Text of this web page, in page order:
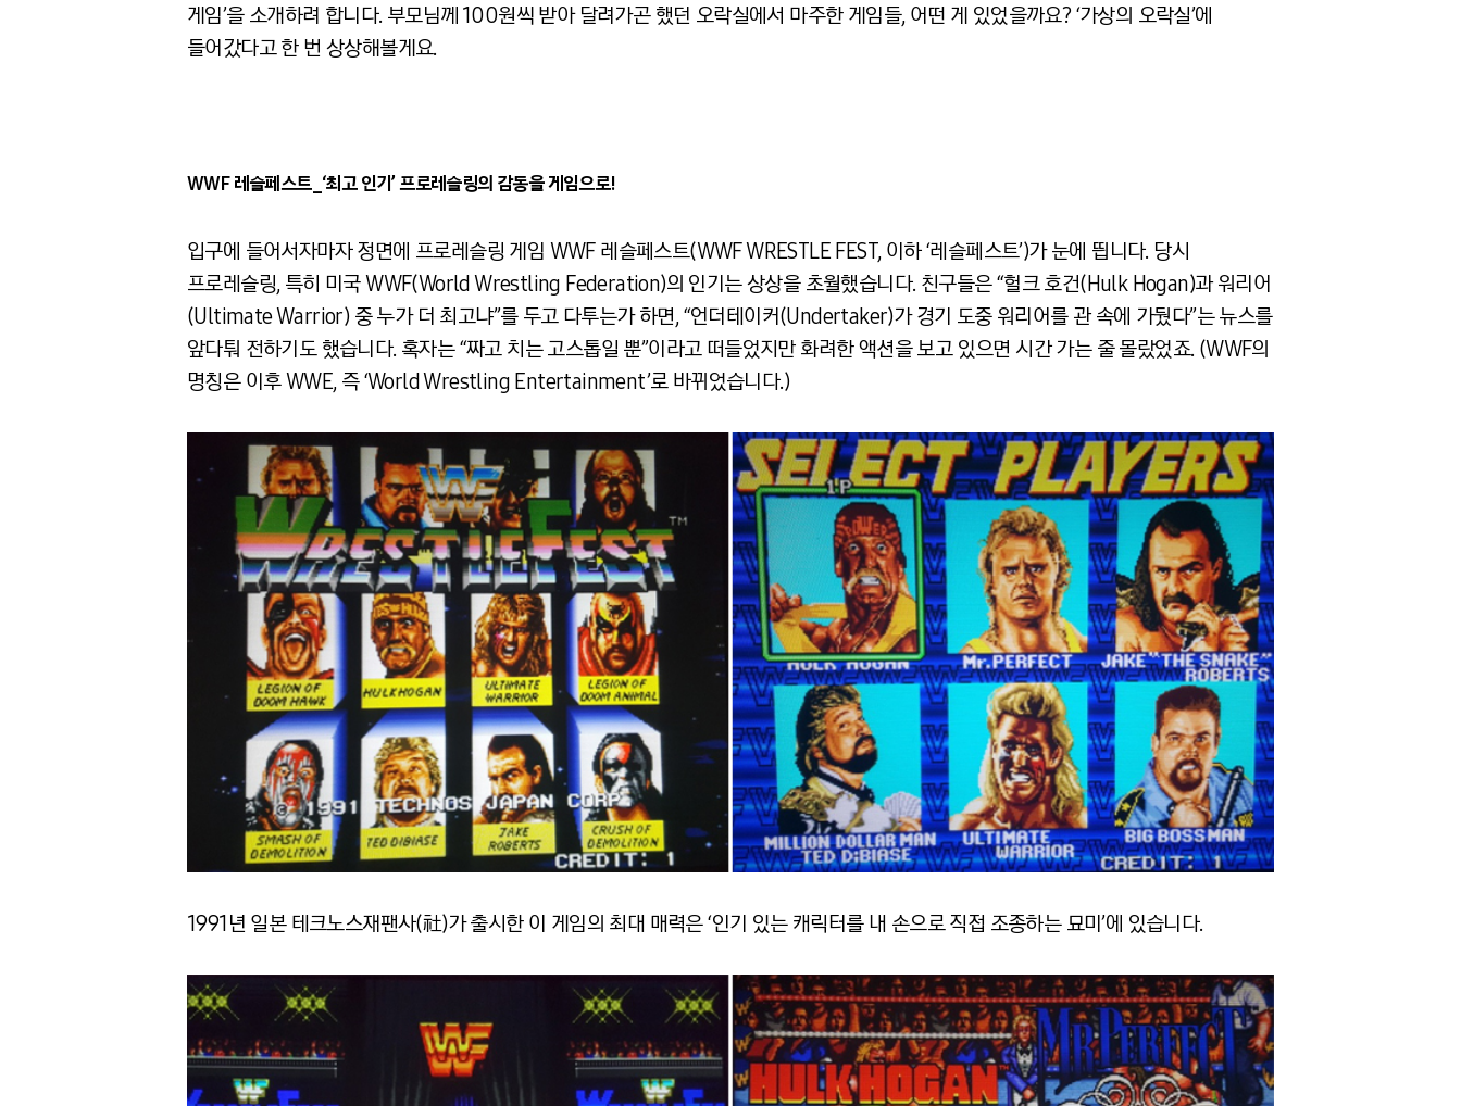
게임’을 소개하려 합니다. 부모님께 100원씩 받아 달려가곤 했던 오락실에서 마주한 게임들, 어떤 게 있었을까요? ‘가상의 오락실’에
들어갔다고 한 번 상상해볼게요.
WWF 레슬페스트_‘최고 인기’ 프로레슬링의 감동을 게임으로!
입구에 들어서자마자 정면에 프로레슬링 게임 WWF 레슬페스트(WWF WRESTLE FEST, 이하 ‘레슬페스트’)가 눈에 띕니다. 당시
프로레슬링, 특히 미국 WWF(World Wrestling Federation)의 인기는 상상을 초월했습니다. 친구들은 “헐크 호건(Hulk Hogan)과 워리어
(Ultimate Warrior) 중 누가 더 최고냐”를 두고 다투는가 하면, “언더테이커(Undertaker)가 경기 도중 워리어를 관 속에 가뒀다”는 뉴스를
앞다퉈 전하기도 했습니다. 혹자는 “짜고 치는 고스톱일 뿐”이라고 떠들었지만 화려한 액션을 보고 있으면 시간 가는 줄 몰랐었죠. (WWF의
명칭은 이후 WWE, 즉 ‘World Wrestling Entertainment’로 바뀌었습니다.)
1991년 일본 테크노스재팬사(社)가 출시한 이 게임의 최대 매력은 ‘인기 있는 캐릭터를 내 손으로 직접 조종하는 묘미’에 있습니다.